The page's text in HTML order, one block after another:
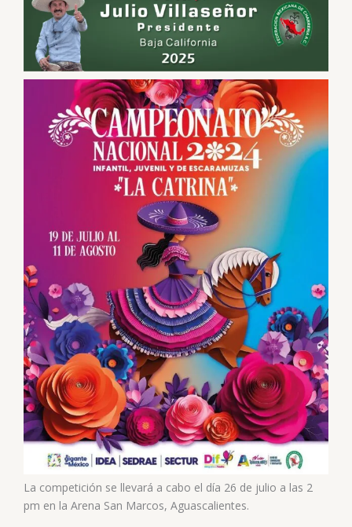
La competición se llevará a cabo el día 26 de julio a las 2
pm en la Arena San Marcos, Aguascalientes.